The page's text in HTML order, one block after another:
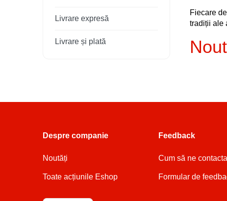
Livrare expresă
Livrare și plată
Fiecare
tradiții ale
Despre companie
Noutăți
Toate acțiunile Eshop
Feedback
Cum să ne
Formular de